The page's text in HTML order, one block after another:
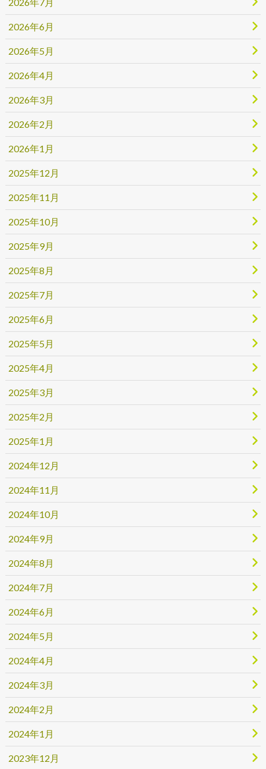
2026年7月
2026年6月
2026年5月
2026年4月
2026年3月
2026年2月
2026年1月
2025年12月
2025年11月
2025年10月
2025年9月
2025年8月
2025年7月
2025年6月
2025年5月
2025年4月
2025年3月
2025年2月
2025年1月
2024年12月
2024年11月
2024年10月
2024年9月
2024年8月
2024年7月
2024年6月
2024年5月
2024年4月
2024年3月
2024年2月
2024年1月
2023年12月